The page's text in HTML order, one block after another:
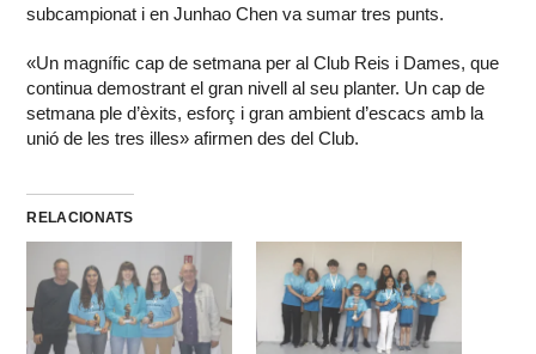
subcampionat i en Junhao Chen va sumar tres punts.
«Un magnífic cap de setmana per al Club Reis i Dames, que
continua demostrant el gran nivell al seu planter. Un cap de
setmana ple d’èxits, esforç i gran ambient d’escacs amb la
unió de les tres illes» afirmen des del Club.
RELACIONATS